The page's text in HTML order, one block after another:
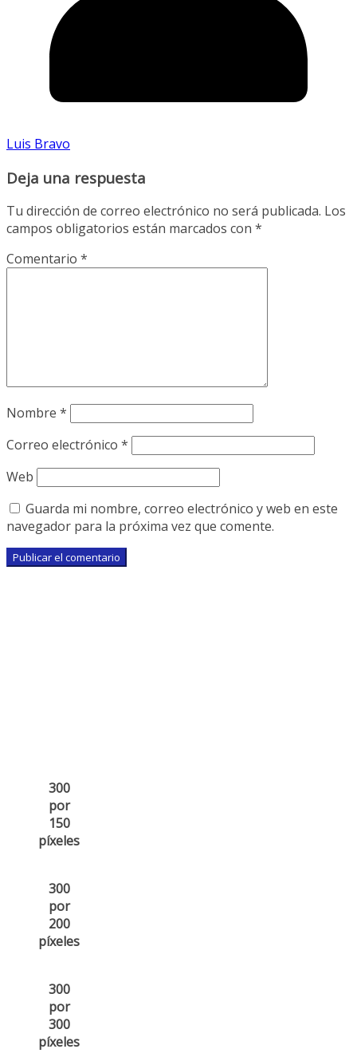
Luis Bravo
Deja una respuesta
Tu dirección de correo electrónico no será publicada. Los
campos obligatorios están marcados con *
Comentario *
Nombre *
Correo electrónico *
Web
Guarda mi nombre, correo electrónico y web en este
navegador para la próxima vez que comente.
300
por
150
píxeles
300
por
200
píxeles
300
por
300
píxeles